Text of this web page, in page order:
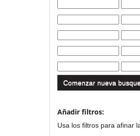
Comenzar nueva
Añadir filtros:
Usa los filtros para afinar